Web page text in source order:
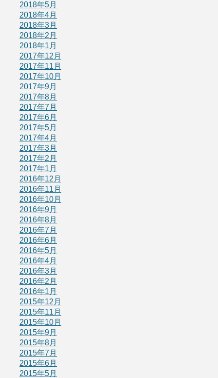
2018年5月
2018年4月
2018年3月
2018年2月
2018年1月
2017年12月
2017年11月
2017年10月
2017年9月
2017年8月
2017年7月
2017年6月
2017年5月
2017年4月
2017年3月
2017年2月
2017年1月
2016年12月
2016年11月
2016年10月
2016年9月
2016年8月
2016年7月
2016年6月
2016年5月
2016年4月
2016年3月
2016年2月
2016年1月
2015年12月
2015年11月
2015年10月
2015年9月
2015年8月
2015年7月
2015年6月
2015年5月